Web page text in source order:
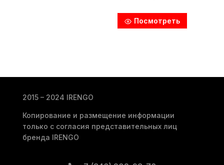
Посмотреть
2015 – 2024 IRENGO
Копирование и размещение информации
только с согласия представительных лиц
бренда IRENGO